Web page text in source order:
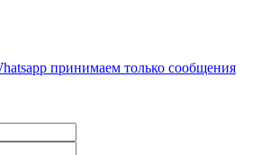
принимаем только сообщения